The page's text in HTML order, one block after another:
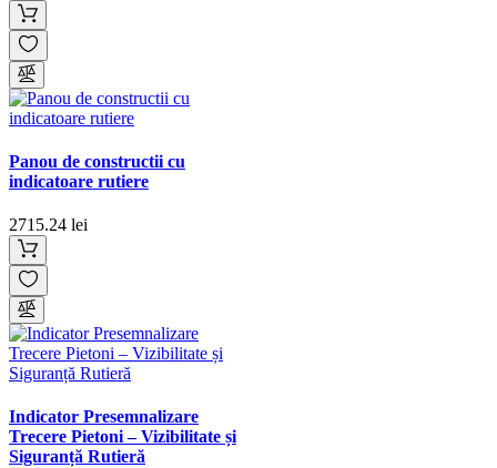
Panou de constructii cu
indicatoare rutiere
2715.24 lei
Indicator Presemnalizare
Trecere Pietoni – Vizibilitate și
Siguranță Rutieră